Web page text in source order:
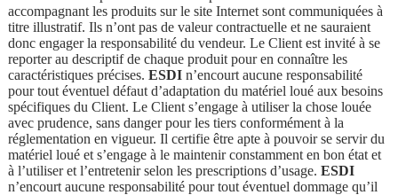
accompagnant les produits sur le site Internet sont communiquées à
titre illustratif. Ils n’ont pas de valeur contractuelle et ne sauraient
donc engager la responsabilité du vendeur. Le Client est invité à se
reporter au descriptif de chaque produit pour en connaître les
caractéristiques précises. ESDIn’encourt aucune responsabilité
pour tout éventuel défaut d’adaptation du matériel loué aux besoins
spécifiques du Client. Le Client s’engage à utiliser la chose louée
avec prudence, sans danger pour les tiers conformément à la
réglementation en vigueur. Il certifie être apte à pouvoir se servir du
matériel loué et s’engage à le maintenir constamment en bon état et
à l’utiliser et l’entretenir selon les prescriptions d’usage. ESDI
n’encourt aucune responsabilité pour tout éventuel dommage qu’il